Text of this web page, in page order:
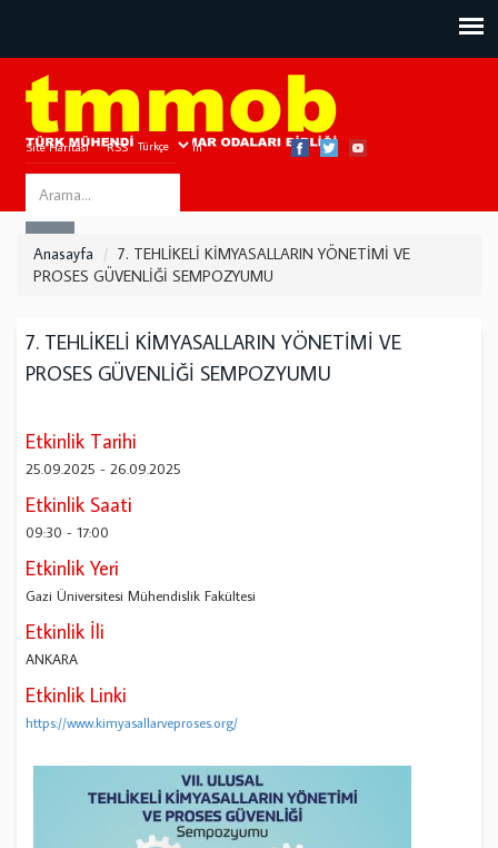
Site Haritası RSS Bize Ulaşın
Search
this
site
Anasayfa
7. TEHLİKELİ KİMYASALLARIN YÖNETİMİ VE
PROSES GÜVENLİĞİ SEMPOZYUMU
7. TEHLİKELİ KİMYASALLARIN YÖNETİMİ VE
PROSES GÜVENLİĞİ SEMPOZYUMU
Etkinlik Tarihi
25.09.2025 -26.09.2025
Etkinlik Saati
09:30 -17:00
Etkinlik Yeri
Gazi Üniversitesi Mühendislik Fakültesi
Etkinlik İli
ANKARA
Etkinlik Linki
https://www.kimyasallarveproses.org/